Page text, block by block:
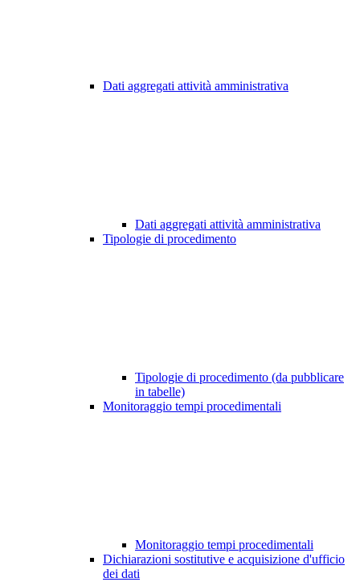
Dati aggregati attività amministrativa
Dati aggregati attività amministrativa
Tipologie di procedimento
Tipologie di procedimento (da pubblicare
in tabelle)
Monitoraggio tempi procedimentali
Monitoraggio tempi procedimentali
Dichiarazioni sostitutive e acquisizione d'ufficio
dei dati